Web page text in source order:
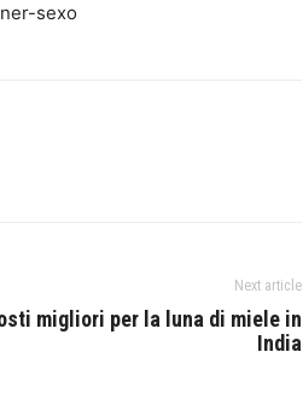
sexo
Next article
migliori per la luna di miele in
India